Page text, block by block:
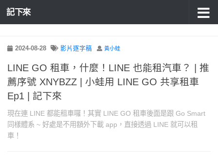
記下來
2024-08-28 影片逐字稿 黃小蛙
LINE GO 租車，什麼！LINE 也能租汽車？ | 推
薦序號 XNYBZZ | 小蛙用 LINE GO 共享租車
Ep1 | 記下來
現在連 LINE 都能租車囉！其實 LINE GO 租車後面是跟 Go Smart
同樣體系 ~ 好處是不用額外下載 app，直接透過 LINE 就可以租
車！